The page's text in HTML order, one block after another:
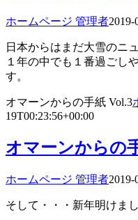
ホームページ 管理者2019-
日本からはまだ大雪のニ
１年の中でも１番過ごし
す。
オマーンからの手紙 Vol.3
19T00:23:56+00:00
オマーンからの
ホームページ 管理者2019-
そして・・・新年明けま